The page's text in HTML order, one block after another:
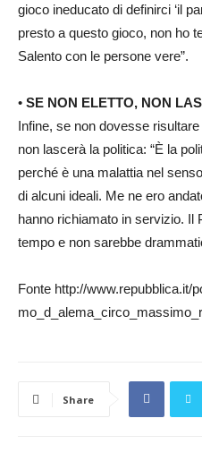
gioco ineducato di definirci ‘il
presto a questo gioco, non ho
Salento con le persone vere”.
• SE NON ELETTO, NON
Infine, se non dovesse
non lascerà la politica: “È la
perché è una malattia nel
di alcuni ideali. Me ne ero
hanno richiamato in servizio. Il
tempo e non sarebbe
Fonte http://www.repubblica.it/
Share